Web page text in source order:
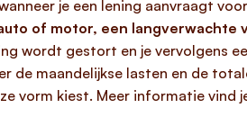
je een lening aanvraagt
of motor, een langverwachte
wordt gestort en je vervolgens
de maandelijkse lasten en de
vorm kiest. Meer informatie vind